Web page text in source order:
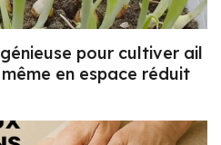
pour cultiver ail
en espace réduit